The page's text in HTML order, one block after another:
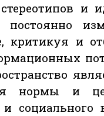
и
постоянно
критикуя и
нормы и
и